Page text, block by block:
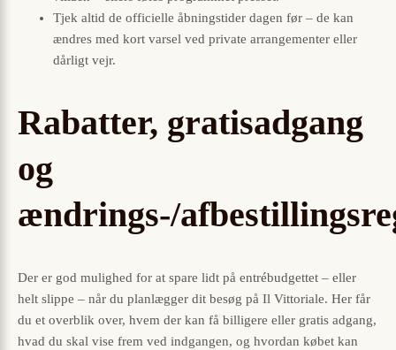
Tjek altid de officielle åbningstider dagen før – de kan
ændres med kort varsel ved private arrangementer eller
dårligt vejr.
Rabatter, gratisadgang
og
ændrings-/
Der er god mulighed for at spare lidt på entrébudgettet – eller
helt slippe – når du planlægger dit besøg på Il Vittoriale. Her får
du et overblik over, hvem der kan få billigere eller gratis adgang,
hvad du skal vise frem ved indgangen, og hvordan købet kan